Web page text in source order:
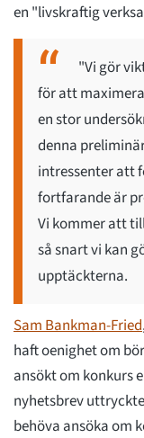
en "livskraftig
"Vi gör
för att
en stor
denna
intressenter att
fortfarande är
Vi kommer att
så snart vi kan
upptäckterna.
Sam Bankman-Fried
haft oenighet om
ansökt om konkurs
nyhetsbrev
behöva ansöka om